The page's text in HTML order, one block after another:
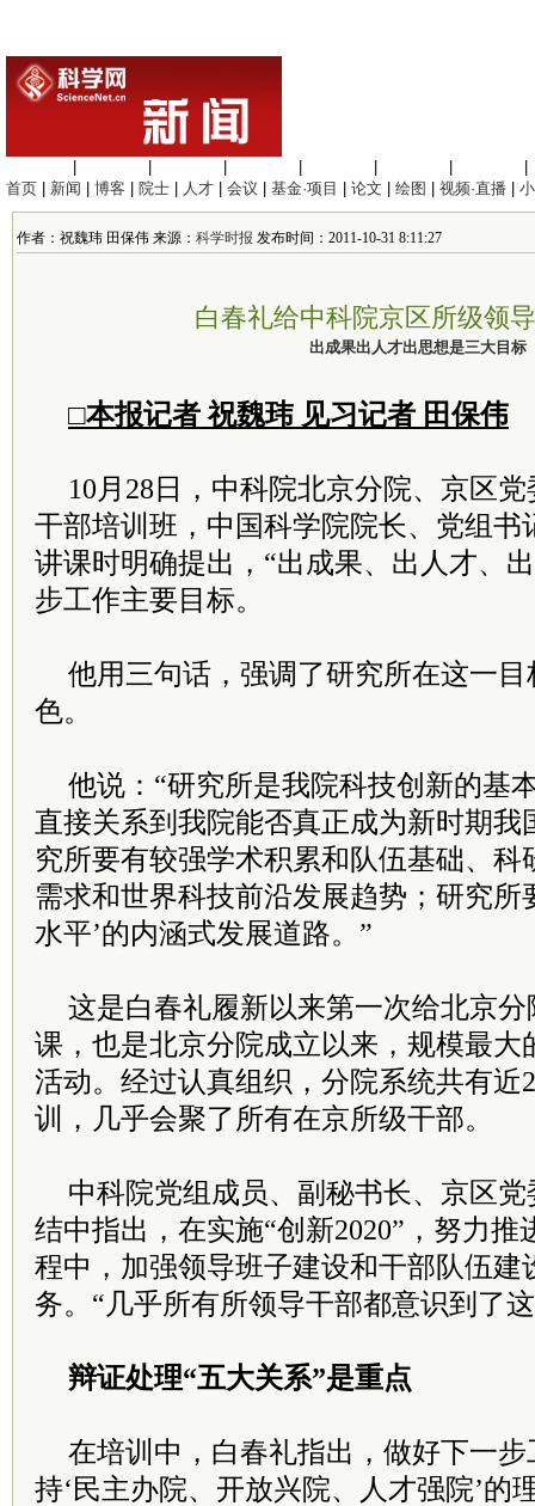
首页
新闻 博客 院士 人才 会议 基金·项目 论文 绘图 视频·直播
作者：祝魏玮 田保伟 来源： 科学时报 发布时间：2011-10-31 8:11:27
白春礼给中科院京区所级领
出成果出人才出思想是三大目标
□本报记者 祝魏玮 见习记者 田保伟
10月28日，中科院北京分院、京区
干部培训班，中国科学院院长、党组书
讲课时明确提出，“出成果、出人才、
步工作主要目标。
他用三句话，强调了研究所在这一
色。
他说：“研究所是我院科技创新的基
直接关系到我院能否真正成为新时期我
究所要有较强学术积累和队伍基础、科
需求和世界科技前沿发展趋势；研究所
水平’的内涵式发展道路。”
这是白春礼履新以来第一次给北京
课，也是北京分院成立以来，规模最大
活动。经过认真组织，分院系统共有近
训，几乎会聚了所有在京所级干部。
中科院党组成员、副秘书长、京区
结中指出，在实施“创新2020”，努力推
程中，加强领导班子建设和干部队伍建
务。“几乎所有所领导干部都意识到了
辩证处理“五大关系”是重点
在培训中，白春礼指出，做好下一
持‘民主办院、开放兴院、人才强院’的